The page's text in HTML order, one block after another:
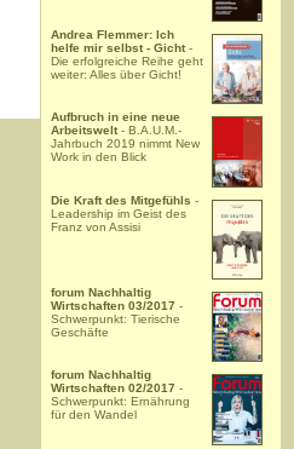
Andrea Flemmer: Ich
helfe mir selbst - Gicht -
Die erfolgreiche Reihe geht
weiter: Alles über Gicht!
Aufbruch in eine neue
Arbeitswelt - B.A.U.M.-
Jahrbuch 2019 nimmt New
Work in den Blick
Die Kraft des Mitgefühls -
Leadership im Geist des
Franz von Assisi
forum Nachhaltig
Wirtschaften 03/2017 -
Schwerpunkt: Tierische
Geschäfte
forum Nachhaltig
Wirtschaften 02/2017 -
Schwerpunkt: Ernährung
für den Wandel